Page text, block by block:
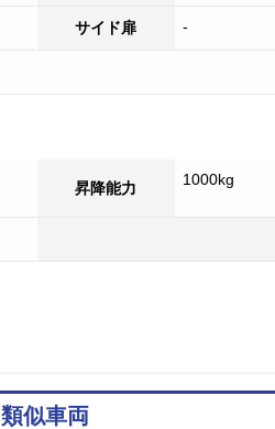
サイド扉 -
昇降能力 1000kg
類似車両